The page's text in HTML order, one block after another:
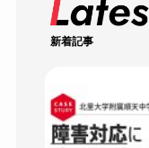
新着記事